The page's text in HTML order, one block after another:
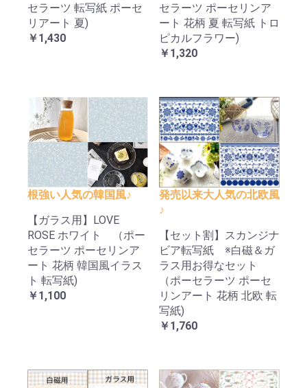
セラーツ 転写紙 ポーセ
リアート 夏)
￥1,430
セラーツ ポーセリンア
ート 花柄 夏 転写紙 トロ
ピカルフラワー)
￥1,320
根強い人気の韓国風♪
【ガラス用】LOVE
ROSE ホワイト （ポー
セラーツ ポーセリンア
ート 花柄 韓国風イラス
ト 転写紙)
￥1,100
発売以来大人気の北欧風
♪
【セット割】スカンジナ
ビア転写紙 ※白磁＆ガ
ラス用お得なセット
（ポーセラーツ ポーセ
リンアート 花柄 北欧 転
写紙)
￥1,760